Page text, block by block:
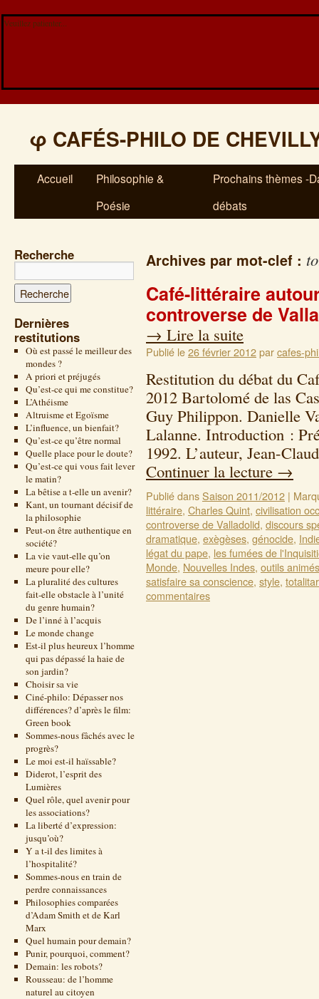
Veuillez patienter...
φ CAFÉS-PHILO DE
Accueil
Philosophie &
Poésie
Prochains thèmes -
débats
Recherche
Dernières
restitutions
Où est passé le meilleur des
mondes ?
A priori et préjugés
Qu’est-ce qui me constitue?
L’Athéisme
Altruisme et Egoïsme
L’influence, un bienfait?
Qu’est-ce qu’être normal
Quelle place pour le doute?
Qu’est-ce qui vous fait lever
le matin?
La bêtise a t-elle un avenir?
Kant, un tournant décisif de
la philosophie
Peut-on être authentique en
société?
La vie vaut-elle qu’on
meure pour elle?
La pluralité des cultures
fait-elle obstacle à l’unité
du genre humain?
De l’inné à l’acquis
Le monde change
Est-il plus heureux l’homme
qui pas dépassé la haie de
son jardin?
Choisir sa vie
Ciné-philo: Dépasser nos
différences? d’après le film:
Green book
Sommes-nous fâchés avec le
progrès?
Le moi est-il haïssable?
Diderot, l’esprit des
Lumières
Quel rôle, quel avenir pour
les associations?
La liberté d’expression:
jusqu’où?
Y a t-il des limites à
l’hospitalité?
Sommes-nous en train de
perdre connaissances
Philosophies comparées
d’Adam Smith et de Karl
Marx
Quel humain pour demain?
Punir, pourquoi, comment?
Demain: les robots?
Rousseau: de l’homme
naturel au citoyen
Archives par mot-clef :
Café-littéraire
controverse de
→ Lire la suite
Publié le26 février 2012parcafes-
Restitution du débat du
2012 Bartolomé de las
Guy Philippon. Danielle
Lalanne. Introduction :
1992. L’auteur, Jean-
Continuer la lecture →
Publié dansSaison 2011/2012 |
littéraire, Charles Quint, civilisation
controverse de Valladolid, discours
dramatique, exègèses, génocide,
légat du pape, les fumées de
Monde, Nouvelles Indes, outils animés
satisfaire sa conscience, style,
commentaires